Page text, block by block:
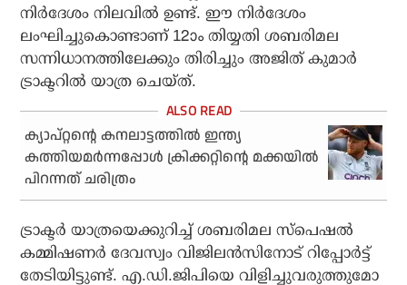
നിര്‍ദേശം നിലവില്‍ ഉണ്ട്. ഈ നിര്‍ദേശം
ലംഘിച്ചുകൊണ്ടാണ് 12ാം തിയ്യതി ശബരിമല
സന്നിധാനത്തിലേക്കും തിരിച്ചും അജിത് കുമാര്‍
ട്രാക്ടറില്‍ യാത്ര ചെയ്ത്.
ക്യാപ്റ്റന്റെ കനലാട്ടത്തില്‍ ഇന്ത്യ
കത്തിയമര്‍ന്നപ്പോള്‍ ക്രിക്കറ്റിന്റെ മക്കയില്‍
പിറന്നത് ചരിത്രം
ട്രാക്ടര്‍ യാത്രയെക്കുറിച്ച് ശബരിമല സ്‌പെഷല്‍
കമ്മിഷണര്‍ ദേവസ്വം വിജിലന്‍സിനോട് റിപ്പോര്‍ട്ട്
തേടിയിട്ടുണ്ട്. എ.ഡി.ജിപിയെ വിളിച്ചുവരുത്തുമോ